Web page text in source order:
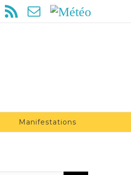
Facebook
Rss Email
Météo
Manifestations